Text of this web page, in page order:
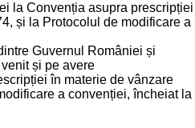
la Convenția asupra prescripției
și la Protocolul de modificare a
Guvernul României și
și pe avere
în materie de vânzare
a convenției, încheiat la